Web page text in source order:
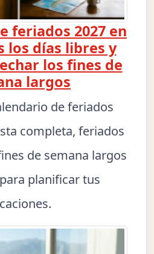
feriados 2027 en
los días libres y
los fines de
largos
de feriados
completa, feriados
de semana largos
planificar tus